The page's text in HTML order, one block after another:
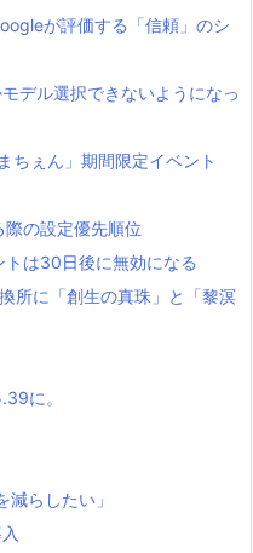
が評価する「信頼」のシ
デル選択できないようになっ
ちぇん」期間限定イベント
の設定優先順位
トは30日後に無効になる
所に「創生の真珠」と「黎溟
に。
減らしたい」